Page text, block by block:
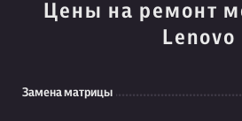
Цены на ремонт
Lenovo
Замена матрицы